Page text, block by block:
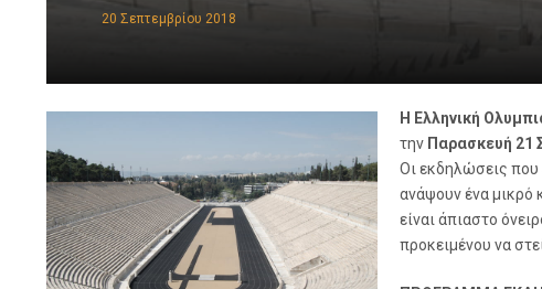
20 Σεπτεμβρίου 2018
Η Ελληνική
την Παρασκευή 21
Οι εκδηλώσεις που
ανάψουν ένα μικρό
είναι άπιαστο
προκειμένου να